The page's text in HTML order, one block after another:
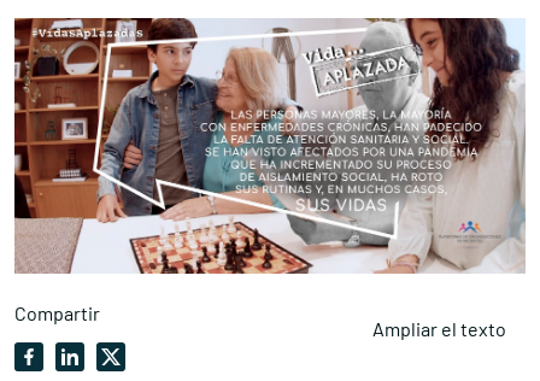
Compartir
Ampliar el texto